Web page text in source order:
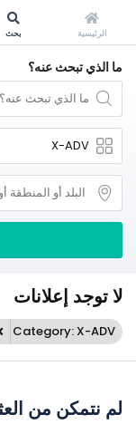
ما الذي تبحث عنه؟
لا توجد إعلانات
Category: X-ADV
لم نتمكن من
الرئيسية بحث